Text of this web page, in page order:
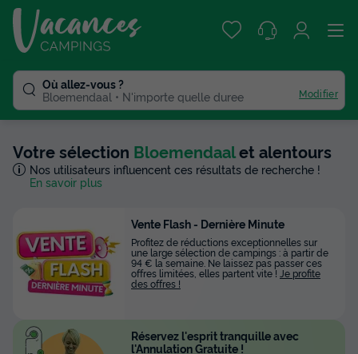
Où allez-vous ?
Bloemendaal
N'importe quelle duree Modifier
Votre sélection Bloemendaalet alentours
Nos utilisateurs influencent ces résultats de recherche !
En savoir plus
Réservez l'esprit tranquille avec
l'Annulation Gratuite !
Vente Flash - Dernière Minute
Profitez de réductions exceptionnelles sur
une large sélection de campings : à partir de
94 € la semaine. Ne laissez pas passer ces
offres limitées, elles partent vite ! Je profite
des offres !